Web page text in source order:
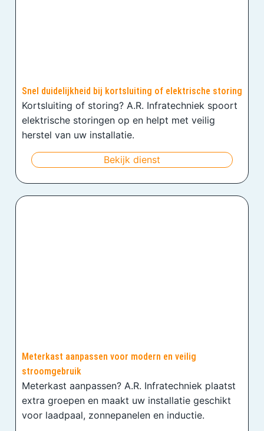
Snel duidelijkheid bij kortsluiting of elektrische storing
Kortsluiting of storing? A.R. Infratechniek spoort
elektrische storingen op en helpt met veilig
herstel van uw installatie.
Bekijk dienst
Meterkast aanpassen voor modern en veilig
stroomgebruik
Meterkast aanpassen? A.R. Infratechniek plaatst
extra groepen en maakt uw installatie geschikt
voor laadpaal, zonnepanelen en inductie.